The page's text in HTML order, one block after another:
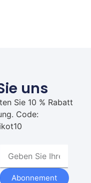
uns
Sie 10 % Rabatt
Code:
Abonnement